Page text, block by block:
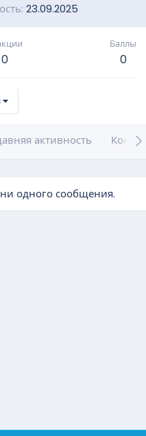
23.09.2025
0
Баллы
0
активность
одного сообщения.